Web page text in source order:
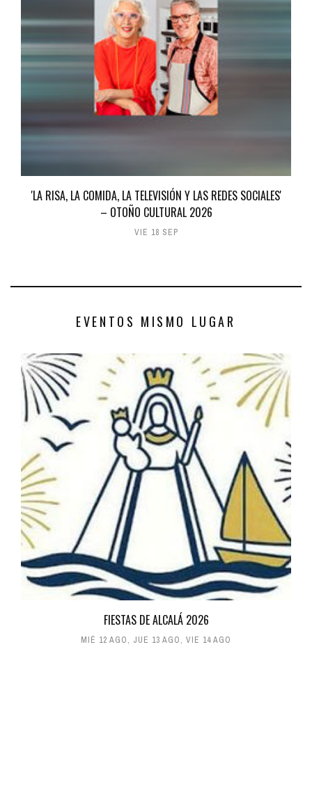
'LA RISA, LA COMIDA, LA TELEVISIÓN Y LAS REDES SOCIALES'
– OTOÑO CULTURAL 2026
VIE 18 SEP
EVENTOS MISMO LUGAR
FIESTAS DE ALCALÁ 2026
MIÉ 12 AGO, JUE 13 AGO, VIE 14 AGO